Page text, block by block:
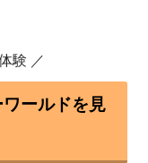
験 ／
ワールドを見